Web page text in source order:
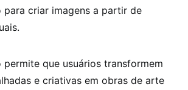
criar imagens a partir de
permite que usuários transformem
e criativas em obras de arte